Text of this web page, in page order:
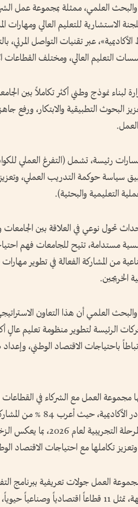
والبحث العلمي، ممثلة بمجموعة عمل
الاستشارية للتعليم العالي
عبر تقنيات التواصل المرئي،
لبناء نموذج وطني أكثر تكاملاً بين
البحوث التطبيقية والابتكار، ورفع
رئيسة، تشمل (التفرغ العملي
سياسة حوكمة التدريب العملي،
التعليمية والبحثية).
تحول نوعي في العلاقة بين الجامعات
مستدامة، تتيح للجامعات فهم
من المشاركة الفعالة في تطوير
الخريجين.
والبحث العلمي أن هذا التعاون
الرئيسة لتطوير منظومة تعليم عالٍ
باحتياجات الاقتصاد الوطني،
مجموعة العمل مع الشركاء في القطاعات
عن رغبتهم في المشاركة في
وتعزيز تكاملها مع احتياجات الاقتصاد
العمل جولات تعريفية ببرنامج